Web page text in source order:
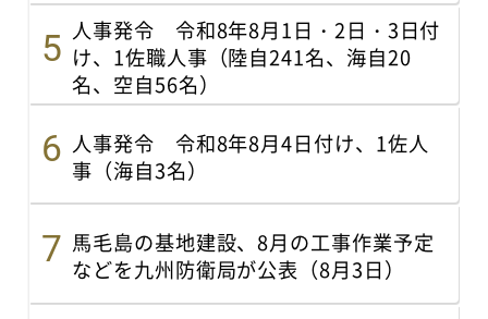
人事発令 令和8年8月1日・2日・3日付
け、1佐職人事（陸自241名、海自20
名、空自56名）
人事発令 令和8年8月4日付け、1佐人
事（海自3名）
馬毛島の基地建設、8月の工事作業予定
などを九州防衛局が公表（8月3日）